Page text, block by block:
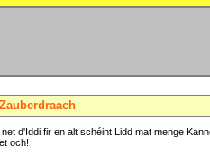
Zauberdraach
d'Iddi fir en alt schéint Lidd mat menge
och!